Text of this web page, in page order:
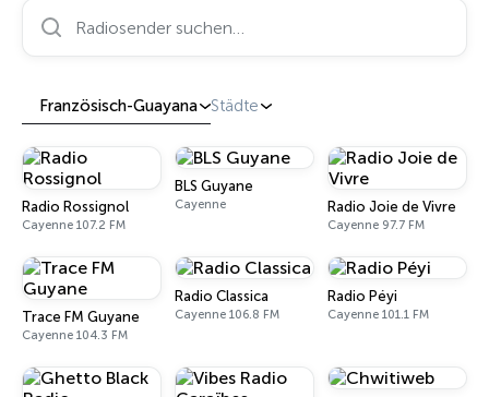
Radiosender suchen…
Französisch-Guayana Städte
Radio Rossignol
Cayenne 107.2 FM
BLS Guyane
Cayenne Radio Joie de Vivre
Cayenne 97.7 FM
Trace FM Guyane
Cayenne 104.3 FM
Radio Classica
Cayenne 106.8 FM
Radio Péyi
Cayenne 101.1 FM